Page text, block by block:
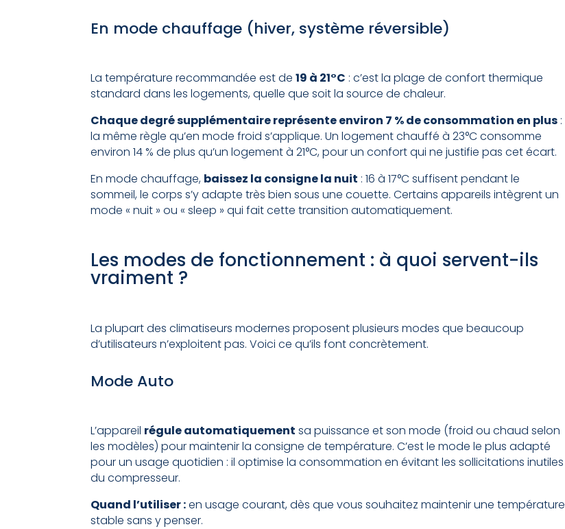
En mode chauffage (hiver, système réversible)
La température recommandée est de19 à 21°C : c’est la plage de confort thermique
standard dans les logements, quelle que soit la source de chaleur.
Chaque degré supplémentaire représente environ 7 % de consommation en plus :
la même règle qu’en mode froid s’applique. Un logement chauffé à 23°C consomme
environ 14 % de plus qu’un logement à 21°C, pour un confort qui ne justifie pas cet écart.
En mode chauffage, baissez la consigne la nuit : 16 à 17°C suffisent pendant le
sommeil, le corps s’y adapte très bien sous une couette. Certains appareils intègrent un
mode « nuit » ou « sleep » qui fait cette transition automatiquement.
Les modes de fonctionnement : à quoi servent-ils
vraiment ?
La plupart des climatiseurs modernes proposent plusieurs modes que beaucoup
d’utilisateurs n’exploitent pas. Voici ce qu’ils font concrètement.
Mode Auto
L’appareil régule automatiquement sa puissance et son mode (froid ou chaud selon
les modèles) pour maintenir la consigne de température. C’est le mode le plus adapté
pour un usage quotidien : il optimise la consommation en évitant les sollicitations inutiles
du compresseur.
Quand l’utiliser :en usage courant, dès que vous souhaitez maintenir une température
stable sans y penser.